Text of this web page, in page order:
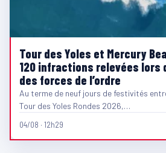
Tour des Yoles et Mercury
120 infractions relevées lors
des forces de l’ordre
Au terme de neuf jours de festivités
Tour des Yoles Rondes 2026,…
04/08 · 12h29